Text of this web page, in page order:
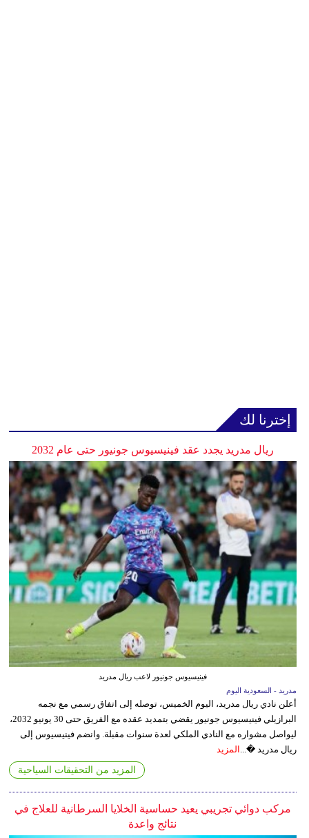
إخترنا لك
ريال مدريد يجدد عقد فينيسيوس جونيور حتى عام 2032
فينيسيوس جونيور لاعب ريال مدريد
مدريد - السعودية اليوم
أعلن نادي ريال مدريد، اليوم الخميس، توصله إلى اتفاق رسمي مع نجمه
البرازيلي فينيسيوس جونيور يقضي بتمديد عقده مع الفريق حتى 30 يونيو 2032،
ليواصل مشواره مع النادي الملكي لعدة سنوات مقبلة. وانضم فينيسيوس إلى
ريال مدريد �... المزيد
المزيد من التحقيقات السياحية
مركب دوائي تجريبي يعيد حساسية الخلايا السرطانية للعلاج في
نتائج واعدة